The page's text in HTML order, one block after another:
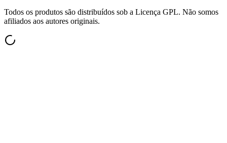
Todos os produtos são distribuídos sob a Licença GPL. Não somos
afiliados aos autores originais.